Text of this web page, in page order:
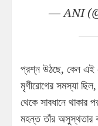
— ANI
প্রশ্ন উঠছে, কেন এই
মৃগীরোগের সমস্যা
থেকে সাবধানে থাকার
মহন্ত তাঁর অসুস্থতার